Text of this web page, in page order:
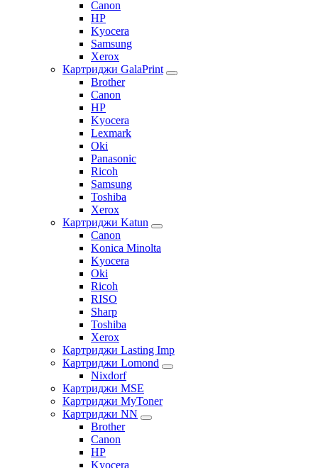
Canon
HP
Kyocera
Samsung
Xerox
Картриджи GalaPrint
Brother
Canon
HP
Kyocera
Lexmark
Oki
Panasonic
Ricoh
Samsung
Toshiba
Xerox
Картриджи Katun
Canon
Konica Minolta
Kyocera
Oki
Ricoh
RISO
Sharp
Toshiba
Xerox
Картриджи Lasting Imp
Картриджи Lomond
Nixdorf
Картриджи MSE
Картриджи MyToner
Картриджи NN
Brother
Canon
HP
Kyocera